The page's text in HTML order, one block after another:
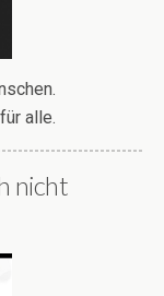
alle.
nicht